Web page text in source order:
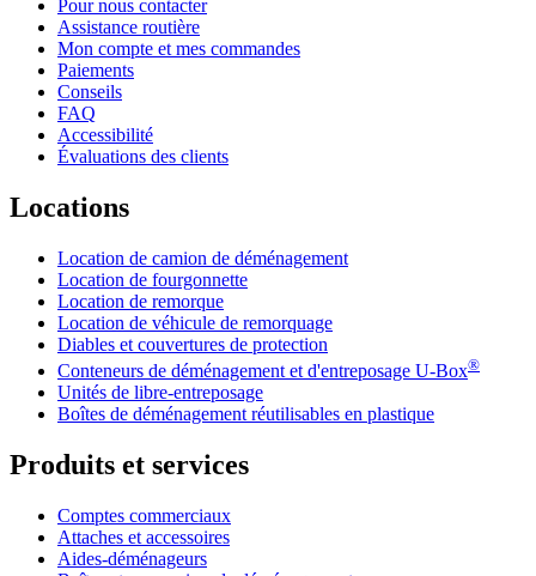
Pour nous contacter
Assistance routière
Mon compte et mes commandes
Paiements
Conseils
FAQ
Accessibilité
Évaluations des clients
Locations
Location de camion de déménagement
Location de fourgonnette
Location de remorque
Location de véhicule de remorquage
Diables et couvertures de protection
Conteneurs de déménagement et d'entreposage U-Box®
Unités de libre-entreposage
Boîtes de déménagement réutilisables en plastique
Produits et services
Comptes commerciaux
Attaches et accessoires
Aides-déménageurs